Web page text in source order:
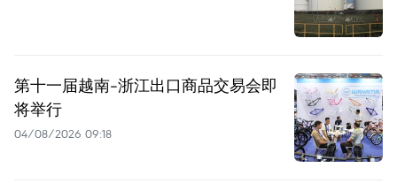
第十一届越南-浙江出口商品交易会即
将举行
04/08/2026 09:18